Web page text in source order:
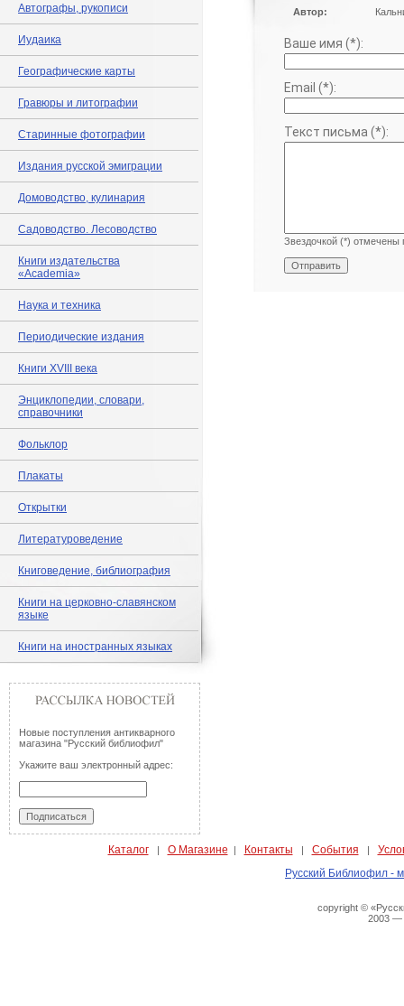
Автографы, рукописи
Иудаика
Географические карты
Гравюры и литографии
Старинные фотографии
Издания русской эмиграции
Домоводство, кулинария
Садоводство. Лесоводство
Книги издательства
«Academia»
Наука и техника
Периодические издания
Книги XVIII века
Энциклопедии, словари,
справочники
Фольклор
Плакаты
Открытки
Литературоведение
Книговедение, библиография
Книги на церковно-славянском
языке
Книги на иностранных языках
Новые поступления антикварного
магазина "Русский библиофил"
Укажите ваш электронный адрес:
Автор:
Ваше имя (*):
Email (*):
Текст письма (*):
Звездочкой (*) отмечены
Каталог| О Магазине | Контакты | События |
Русский Библиофил -
copyright ©
2003 —